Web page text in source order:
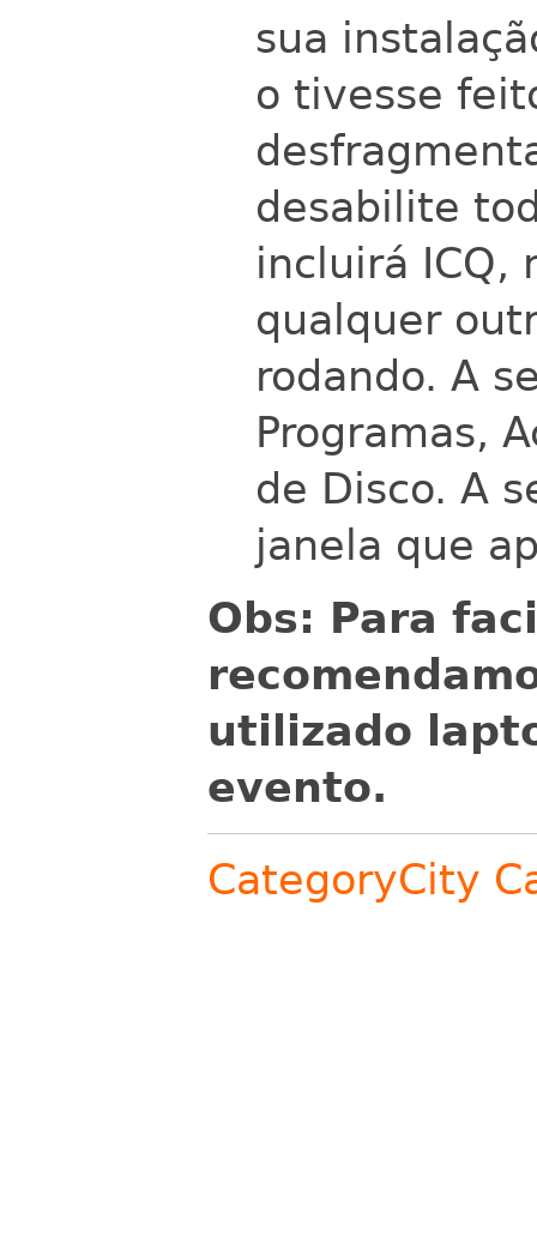
sua
o tivesse
desabilite
incluirá ICQ,
qualquer
rodando. A
Programas,
de Disco. A
janela que
Obs: Para
utilizado
evento.
CategoryCity